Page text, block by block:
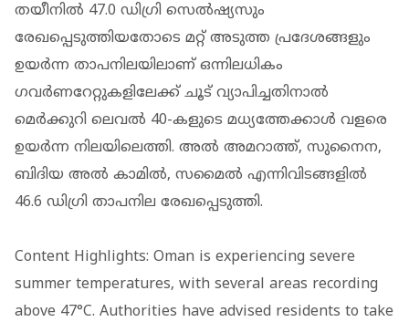
തയീനിൽ 47.0 ഡി​ഗ്രി സെൽഷ്യസും
രേഖപ്പെടുത്തിയതോടെ മറ്റ് അടുത്ത പ്രദേശങ്ങളും
ഉയർന്ന താപനിലയിലാണ് ഒന്നിലധികം
ഗവർണറേറ്റുകളിലേക്ക് ചൂട് വ്യാപിച്ചതിനാൽ
മെർക്കുറി ലെവൽ 40-കളുടെ മധ്യത്തേക്കാൾ വളരെ
ഉയർന്ന നിലയിലെത്തി. അൽ അമറാത്ത്, സുനൈന,
ബിദിയ അൽ കാമിൽ, സമൈൽ എന്നിവിടങ്ങളിൽ
46.6 ഡി​ഗ്രി താപനില രേഖപ്പെടുത്തി.
Content Highlights: Oman is experiencing severe
summer temperatures, with several areas recording
above 47°C. Authorities have advised residents to take